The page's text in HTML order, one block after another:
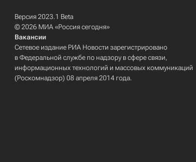
Версия 2023.1 Beta
© 2026 МИА «Россия сегодня»
Вакансии
Сетевое издание РИА Новости зарегистрировано
в Федеральной службе по надзору в сфере связи,
информационных технологий и массовых коммуникаций
(Роскомнадзор) 08 апреля 2014 года.